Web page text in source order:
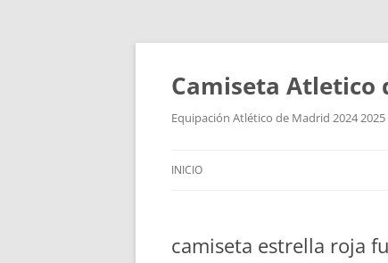
Camiseta Atletico
Equipación Atlético de Madrid 2024
INICIO
camiseta estrella roja